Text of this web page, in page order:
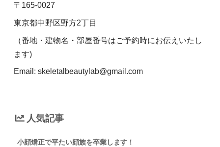
〒165-0027
東京都中野区野方2丁目
（番地・建物名・部屋番号はご予約時にお伝えいたし
ます)
Email: skeletalbeautylab@gmail.com
人気記事
小顔矯正で平たい顔族を卒業します！